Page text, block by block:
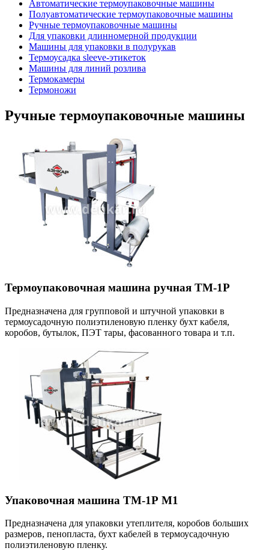
Автоматические термоупаковочные машины
Полуавтоматические термоупаковочные машины
Ручные термоупаковочные машины
Для упаковки длинномерной продукции
Машины для упаковки в полурукав
Термоусадка sleeve-этикеток
Машины для линий розлива
Термокамеры
Термоножи
Ручные термоупаковочные машины
Термоупаковочная машина ручная ТМ-1Р
Предназначена для групповой и штучной упаковки в
термоусадочную полиэтиленовую пленку бухт кабеля,
коробов, бутылок, ПЭТ тары, фасованного товара и т.п.
Упаковочная машина ТМ-1Р М1
Предназначена для упаковки утеплителя, коробов больших
размеров, пенопласта, бухт кабелей в термоусадочную
полиэтиленовую пленку.